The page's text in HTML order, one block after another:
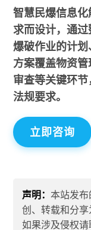
智慧民爆信息
求而设计，通
爆破作业的计
方案覆盖物资
审查等关键环
法规要求。
立即咨询
声明：本站发
创、转载和分享
如果涉及侵权